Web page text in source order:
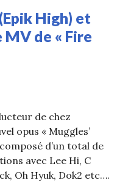
High) et
de « Fire
de chez
opus « Muggles’
d’un total de
avec Lee Hi, C
Oh Hyuk, Dok2 etc….